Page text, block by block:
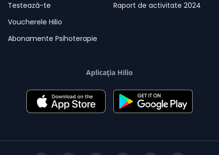
Testează-te
Voucherele Hilio
Abonamente Psihoterapie
Raport de activitate 2024
Aplicația Hilio